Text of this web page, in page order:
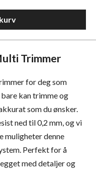
Trimmer
for deg som
kan trimme og
som du ønsker.
ned til 0,2 mm, og vi
muligheter denne
Perfekt for å
med detaljer og